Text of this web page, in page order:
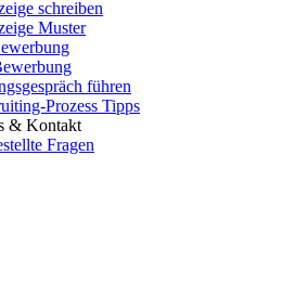
schreiben
Muster
führen
Prozess Tipps
& Kontakt
Fragen